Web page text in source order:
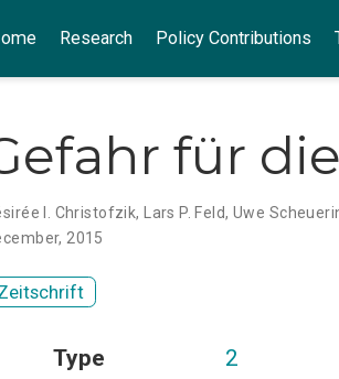
Research Policy Contributions
für
I. Christofzik,Lars P. Feld, Uwe
2015
Type
2